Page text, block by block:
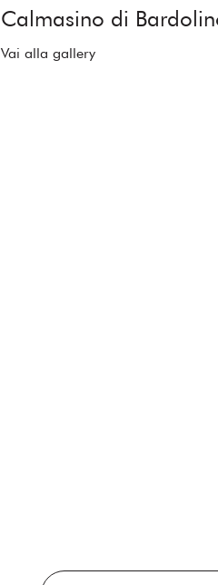
Calmasino di
Vai alla gallery